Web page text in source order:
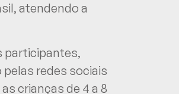
atendendo a
participantes,
redes sociais
crianças de 4 a 8